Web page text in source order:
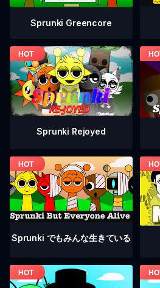
Sprunki Greencore
Sprunki Rejoyed
Sprunki でもみんな生きている